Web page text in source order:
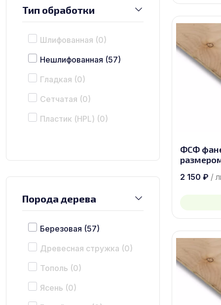
Тип обработки
Шлифованная (0)
Нешлифованная (57)
Гладкая (0)
Сетчатая (0)
Пластик (HPL) (0)
Порода дерева
Березовая (57)
Древесная стружка (0)
Тополь (0)
Ясень (0)
ФСФ
2 150 ₽ /